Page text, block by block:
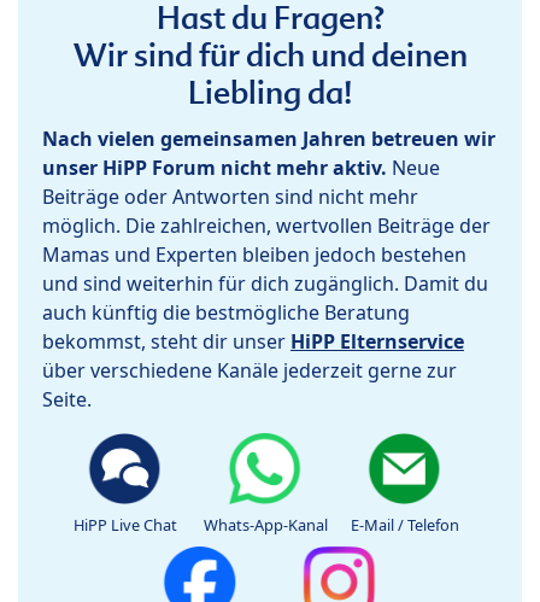
Hast du Fragen?
Wir sind für dich und deinen
Liebling da!
Nach vielen gemeinsamen Jahren betreuen wir
unser HiPP Forum nicht mehr aktiv. Neue
Beiträge oder Antworten sind nicht mehr
möglich. Die zahlreichen, wertvollen Beiträge der
Mamas und Experten bleiben jedoch bestehen
und sind weiterhin für dich zugänglich. Damit du
auch künftig die bestmögliche Beratung
bekommst, steht dir unser HiPP Elternservice
über verschiedene Kanäle jederzeit gerne zur
Seite.
HiPP Live Chat Whats-App-Kanal E-Mail / Telefon